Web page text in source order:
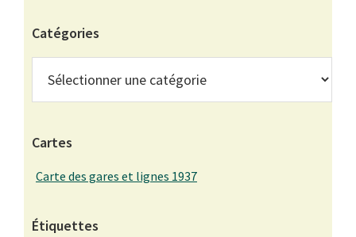
Catégories
Cartes
Carte des gares et lignes 1937
Étiquettes